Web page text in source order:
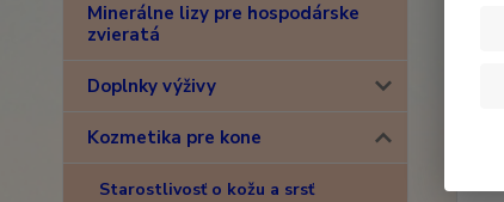
Minerálne lizy pre hospodárske
zvieratá
Doplnky výživy
Kozmetika pre kone
Starostlivosť o kožu a srsť